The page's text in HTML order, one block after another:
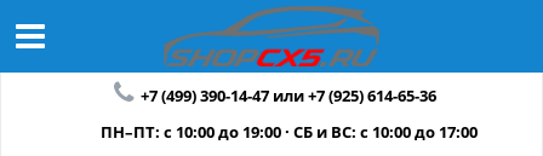
+7 (499) 390-14-47 или +7 (925) 614-65-36
ПН–ПТ: с 10:00 до 19:00 · СБ и ВС: с 10:00 до 17:00